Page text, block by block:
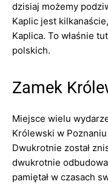
dzisiaj możemy
Kaplic jest
Kaplica. To właśnie
polskich.
Zamek
Miejsce wielu
Królewski w
Dwukrotnie został
dwukrotnie
pamiętał w czasach